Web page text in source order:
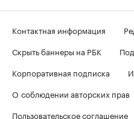
Контактная информация
Скрыть баннеры на РБК
Корпоративная подписка
О соблюдении авторских прав
Пользовательское соглашение